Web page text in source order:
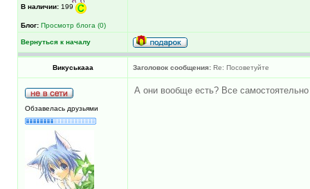
В наличии: 199
Блог: Просмотр блога (0)
Вернуться к началу
Викуськааа Заголовок сообщения: Re: Посоветуйте
Обзавелась друзьями
А они вообще есть? Все